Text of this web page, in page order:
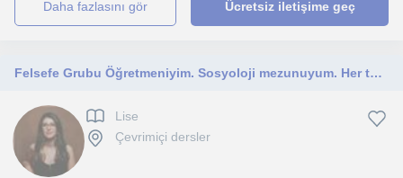
daha fazlasını gör Ücretsiz iletişime geç
Felsefe Grubu Öğretmeniyim. Sosyoloji mezunuyum. Her türlü eğitim müfredatı ve sınav yönetmeliğine hakimim. LGS/YKS hazırlık
Lise
Çevrimiçi dersler